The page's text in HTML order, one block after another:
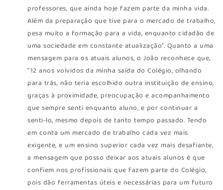
professores, que ainda hoje fazem parte da minha vida.
Além da preparação que tive para o mercado de trabalho,
pesa muito a formação para a vida, enquanto cidadão de
uma sociedade em constante atualização”. Quanto a uma
mensagem para os atuais alunos, o João reconhece que,
“12 anos volvidos da minha saída do Colégio, olhando
para trás, não teria escolhido outra instituição de ensino,
graças à proximidade, preocupação e acompanhamento
que sempre senti enquanto aluno, e por continuar a
senti-lo, mesmo depois de tanto tempo passado. Tendo
em conta um mercado de trabalho cada vez mais
exigente, e um ensino superior cada vez mais desafiante,
a mensagem que posso deixar aos atuais alunos é que
confiem nos profissionais que fazem parte do Colégio,
pois dão ferramentas úteis e necessárias para um futuro